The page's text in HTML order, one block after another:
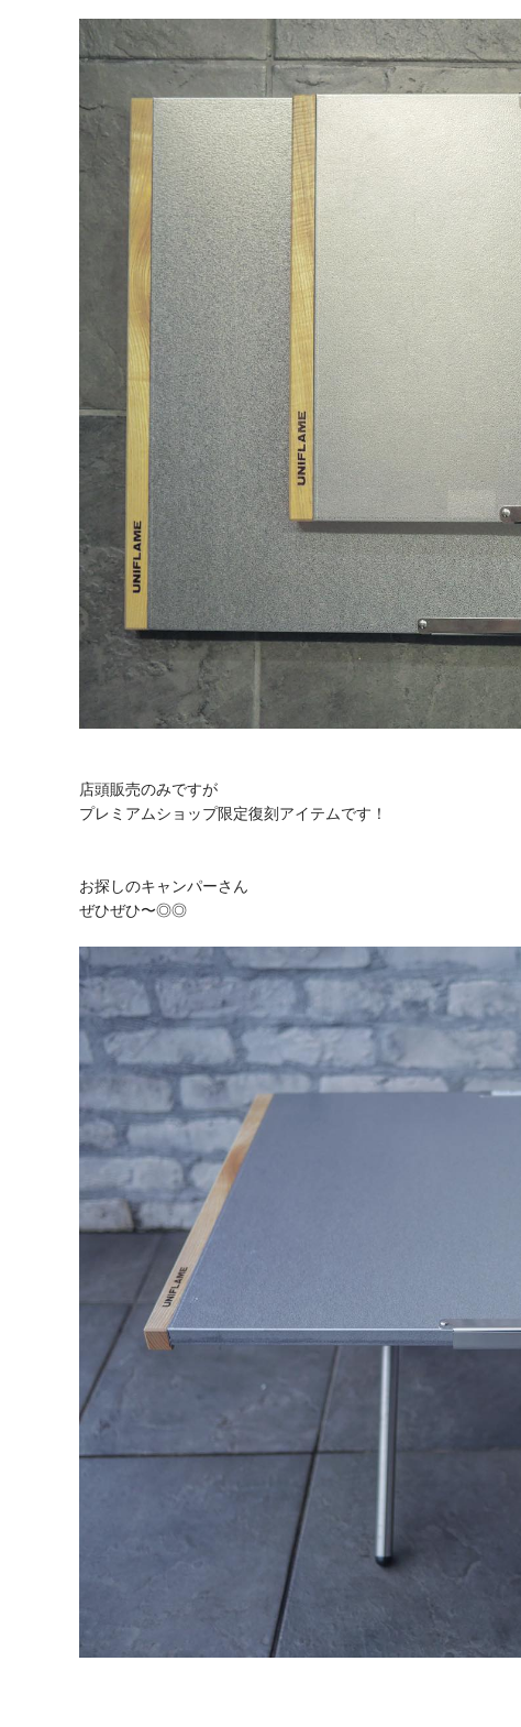
店頭販売のみですが
プレミアムショップ限定復刻アイテムです！
お探しのキャンパーさん
ぜひぜひ〜◎◎